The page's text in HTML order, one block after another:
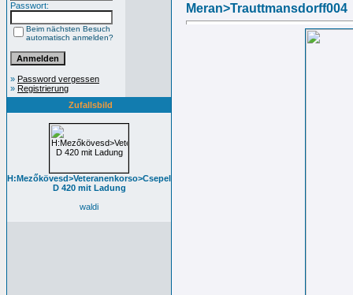
Passwort:
Beim nächsten Besuch
automatisch anmelden?
» Password vergessen
» Registrierung
Zufallsbild
H:Mezőkövesd>Veteranenkorso>Csepel
D 420 mit Ladung
waldi
Meran>Trauttmansdorff004